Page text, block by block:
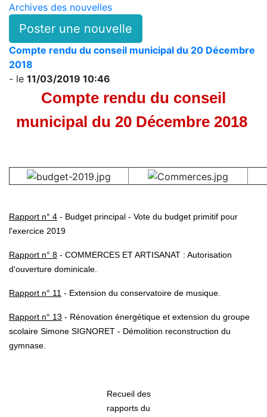
Archives des nouvelles
Poster une nouvelle
Compte rendu du conseil municipal du 20 Décembre
2018
- le 11/03/2019 10:46
Compte rendu du conseil
municipal du 20 Décembre 2018
Rapport n° 4 - Budget principal - Vote du budget primitif pour
l'exercice 2019
Rapport n° 8 - COMMERCES ET ARTISANAT : Autorisation
d'ouverture dominicale.
Rapport n° 11 - Extension du conservatoire de musique.
Rapport n° 13 - Rénovation énergétique et extension du groupe
scolaire Simone SIGNORET - Démolition reconstruction du
gymnase.
Recueil des
rapports du